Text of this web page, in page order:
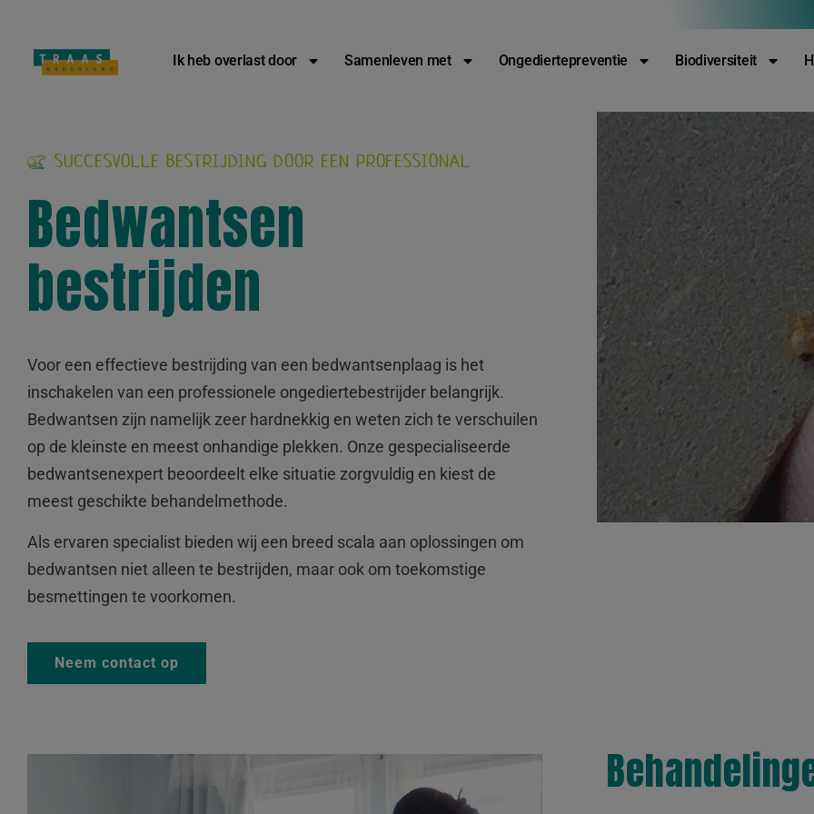
Ik heb overlast door Samenleven met Ongediertepreventie Biodiversiteit
SUCCESVOLLE BESTRIJDING DOOR EEN PROFESSIONAL
Bedwantsen
bestrijden
Voor een effectieve bestrijding van een bedwantsenplaag is het
inschakelen van een professionele ongediertebestrijder belangrijk.
Bedwantsen zijn namelijk zeer hardnekkig en weten zich te verschuilen
op de kleinste en meest onhandige plekken. Onze gespecialiseerde
bedwantsenexpert beoordeelt elke situatie zorgvuldig en kiest de
meest geschikte behandelmethode.
Als ervaren specialist bieden wij een breed scala aan oplossingen om
bedwantsen niet alleen te bestrijden, maar ook om toekomstige
besmettingen te voorkomen.
Neem contact op